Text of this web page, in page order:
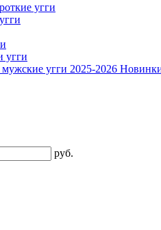
угги
угги
угги 2025-2026
руб.